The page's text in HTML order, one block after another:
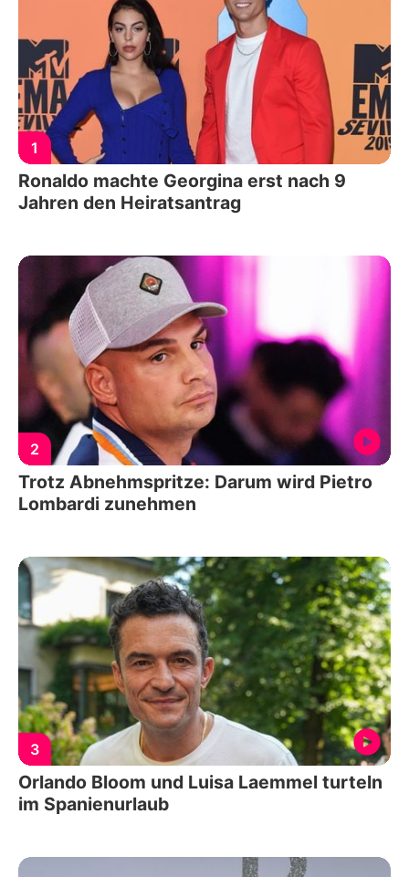
1
Ronaldo machte Georgina erst nach 9
Jahren den Heiratsantrag
2
Trotz Abnehmspritze: Darum wird Pietro
Lombardi zunehmen
3
Orlando Bloom und Luisa Laemmel turteln
im Spanienurlaub